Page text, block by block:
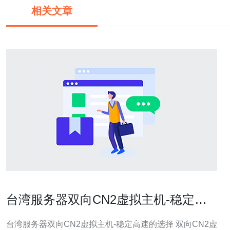
相关文章
台湾服务器双向CN2虚拟主机-稳定高
台湾服务器双向CN2虚拟主机-稳定高速的选择 双向CN2虚